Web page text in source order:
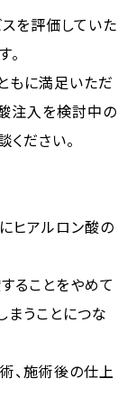
を評価していた
もに満足いただ
注入を検討中の
ださい。
ヒアルロン酸の
ることをやめて
うことにつな
、施術後の仕上